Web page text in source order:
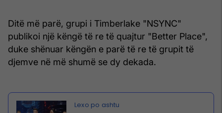
Ditë më parë, grupi i Timberlake "NSYNC"
publikoi një këngë të re të quajtur "Better Place",
duke shënuar këngën e parë të re të grupit të
djemve në më shumë se dy dekada.